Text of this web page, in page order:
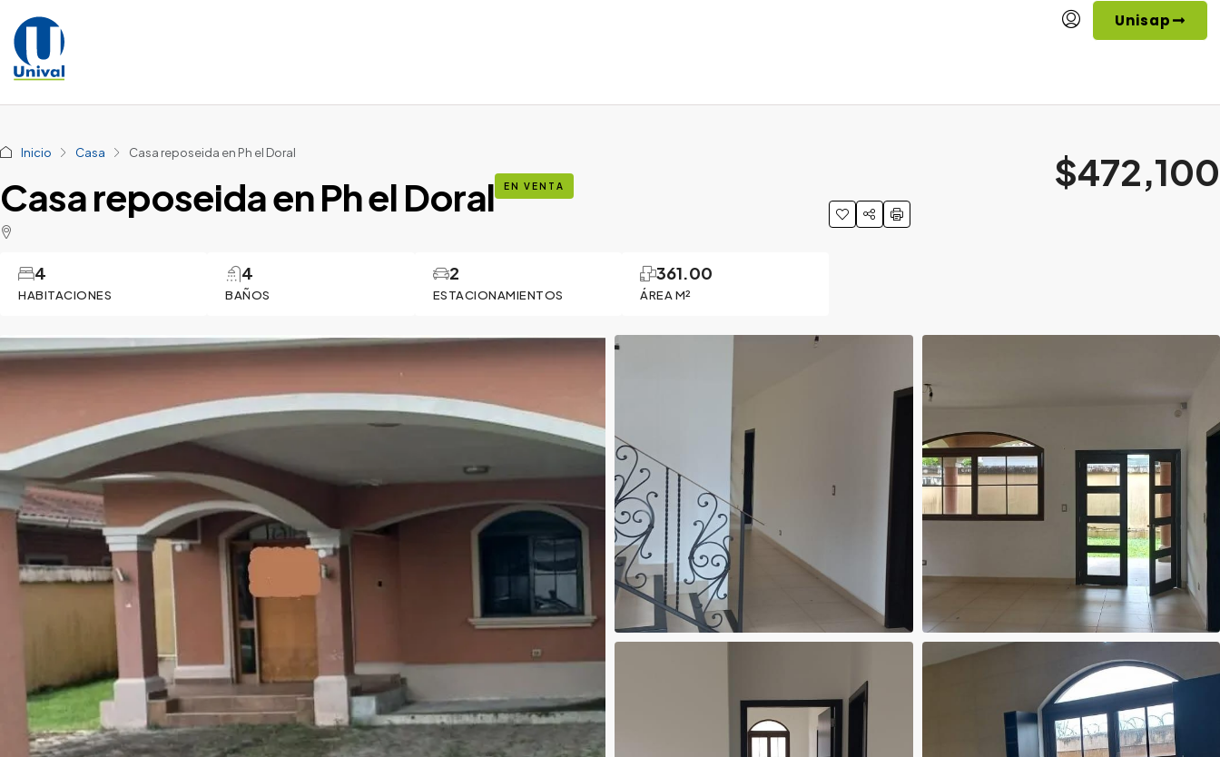
Unisap
Inicio Casa Casa reposeida en Ph el Doral
Casa reposeida en Ph el Doral EN VENTA
HABITACIONES
4
BAÑOS
4
ESTACIONAMIENTOS
2
ÁREA M²
361.00
$472,100